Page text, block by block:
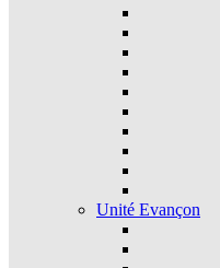
Unité Evançon